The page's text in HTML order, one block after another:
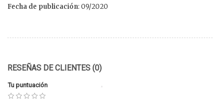
Fecha de publicación: 09/2020
RESEÑAS DE CLIENTES (0)
Tu puntuación